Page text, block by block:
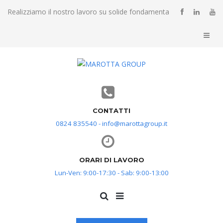
Realizziamo il nostro lavoro su solide fondamenta
CONTATTI
0824 835540 - info@marottagroup.it
ORARI DI LAVORO
Lun-Ven: 9:00-17:30 - Sab: 9:00-13:00